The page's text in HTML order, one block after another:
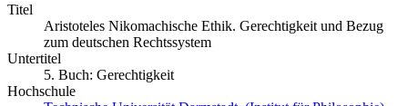
Titel
Aristoteles Nikomachische Ethik. Gerechtigkeit und Bezug
zum deutschen Rechtssystem
Untertitel
5. Buch: Gerechtigkeit
Hochschule